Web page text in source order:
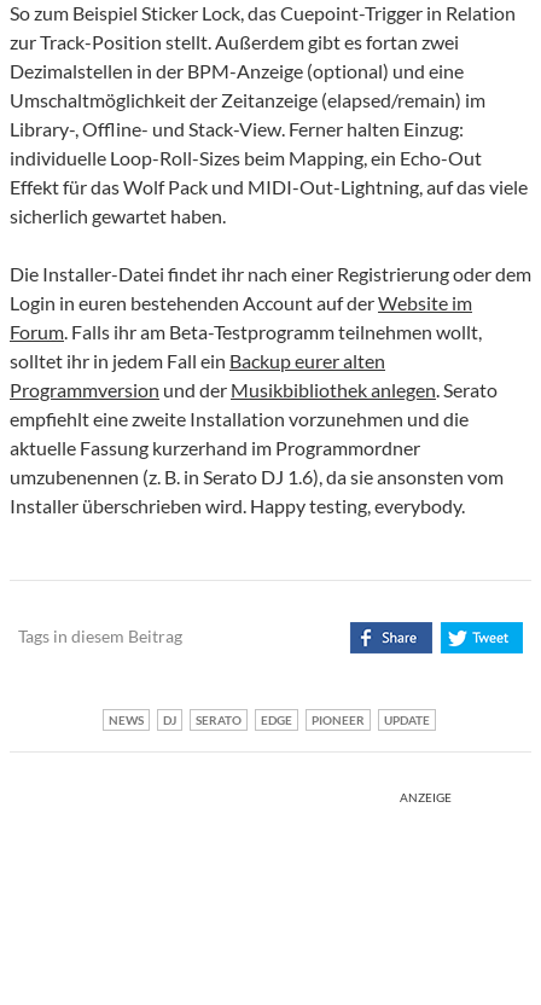
So zum Beispiel Sticker Lock, das Cuepoint-Trigger in Relation
zur Track-Position stellt. Außerdem gibt es fortan zwei
Dezimalstellen in der BPM-Anzeige (optional) und eine
Umschaltmöglichkeit der Zeitanzeige (elapsed/remain) im
Library-, Offline- und Stack-View. Ferner halten Einzug:
individuelle Loop-Roll-Sizes beim Mapping, ein Echo-Out
Effekt für das Wolf Pack und MIDI-Out-Lightning, auf das viele
sicherlich gewartet haben.
Die Installer-Datei findet ihr nach einer Registrierung oder dem
Login in euren bestehenden Account auf derWebsite im
Forum. Falls ihr am Beta-Testprogramm teilnehmen wollt,
solltet ihr in jedem Fall ein Backup eurer alten
Programmversion und der Musikbibliothek anlegen. Serato
empfiehlt eine zweite Installation vorzunehmen und die
aktuelle Fassung kurzerhand im Programmordner
umzubenennen (z. B. in Serato DJ 1.6), da sie ansonsten vom
Installer überschrieben wird. Happy testing, everybody.
Tags in diesem Beitrag
NEWS DJ SERATO EDGE PIONEER UPDATE
ANZEIGE